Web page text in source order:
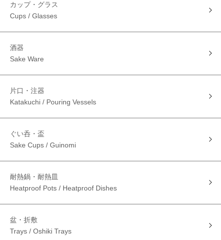
カップ・グラス
Cups / Glasses
酒器
Sake Ware
片口・注器
Katakuchi / Pouring Vessels
ぐい呑・盃
Sake Cups / Guinomi
耐熱鍋・耐熱皿
Heatproof Pots / Heatproof Dishes
盆・折敷
Trays / Oshiki Trays